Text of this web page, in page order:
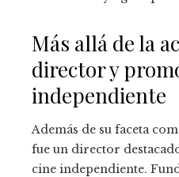
Más allá de la
director y
independiente
Además de su faceta
fue un director
cine independiente.